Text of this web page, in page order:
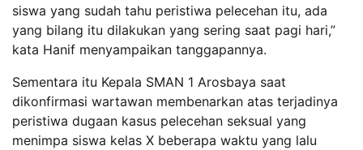
siswa yang sudah tahu peristiwa pelecehan itu, ada
yang bilang itu dilakukan yang sering saat pagi hari,”
kata Hanif menyampaikan tanggapannya.
Sementara itu Kepala SMAN 1 Arosbaya saat
dikonfirmasi wartawan membenarkan atas terjadinya
peristiwa dugaan kasus pelecehan seksual yang
menimpa siswa kelas X beberapa waktu yang lalu